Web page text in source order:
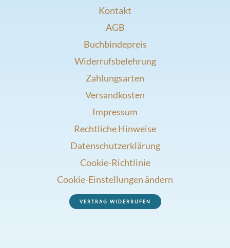
Kontakt
AGB
Buchbindepreis
Widerrufsbelehrung
Zahlungsarten
Versandkosten
Impressum
Rechtliche Hinweise
Datenschutzerklärung
Cookie-Richtlinie
Cookie-Einstellungen ändern
VERTRAG WIDERRUFEN